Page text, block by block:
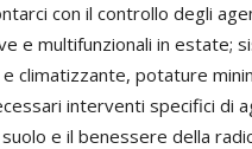
con il controllo degli
e multifunzionali in estate;
climatizzante, potature
interventi specifici di
e il benessere della